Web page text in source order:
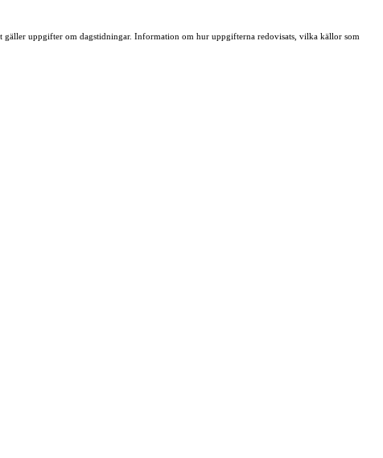
gäller uppgifter om dagstidningar. Information om hur uppgifterna redovisats, vilka källor som